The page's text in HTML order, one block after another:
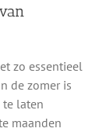
zo essentieel
de zomer is
laten
maanden